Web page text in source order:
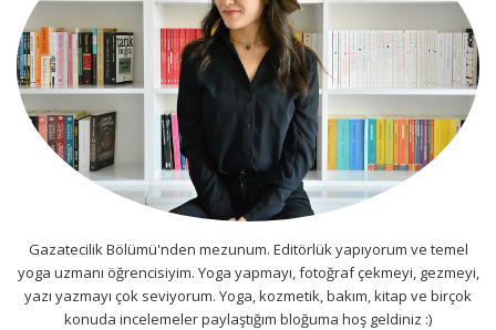
Gazatecilik Bölümü'nden mezunum. Editörlük yapıyorum ve temel
yoga uzmanı öğrencisiyim. Yoga yapmayı, fotoğraf çekmeyi, gezmeyi,
yazı yazmayı çok seviyorum. Yoga, kozmetik, bakım, kitap ve birçok
konuda incelemeler paylaştığım bloğuma hoş geldiniz :)